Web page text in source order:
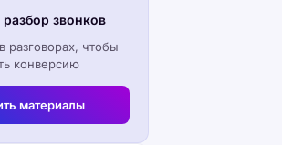
звонков
разговорах, чтобы
конверсию
материалы